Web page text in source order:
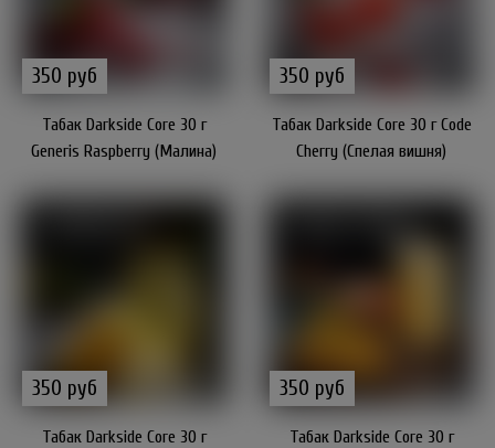
350 руб
Табак Darkside Core 30 г
Generis Raspberry (Малина)
350 руб
Табак Darkside Core 30 г Code
Cherry (Спелая вишня)
350 руб
Табак Darkside Core 30 г
350 руб
Табак Darkside Core 30 г